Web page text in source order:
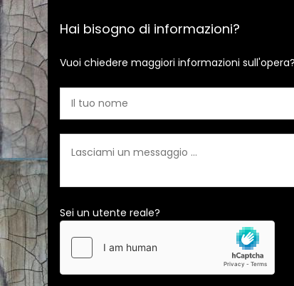
Hai bisogno di informazioni?
Vuoi chiedere maggiori informazioni
Sei un utente reale?